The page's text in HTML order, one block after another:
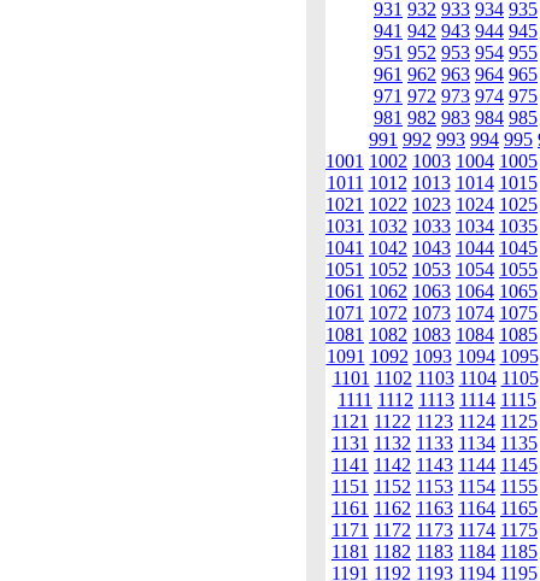
931 932 933 934 935
941 942 943 944 945
951 952 953 954 955
961 962 963 964 965
971 972 973 974 975
981 982 983 984 985
991 992 993 994 995
1001 1002 1003 1004 1005
1011 1012 1013 1014 1015
1021 1022 1023 1024 1025
1031 1032 1033 1034 1035
1041 1042 1043 1044 1045
1051 1052 1053 1054 1055
1061 1062 1063 1064 1065
1071 1072 1073 1074 1075
1081 1082 1083 1084 1085
1091 1092 1093 1094 1095
1101 1102 1103 1104 1105
1111 1112 1113 1114 1115
1121 1122 1123 1124 1125
1131 1132 1133 1134 1135
1141 1142 1143 1144 1145
1151 1152 1153 1154 1155
1161 1162 1163 1164 1165
1171 1172 1173 1174 1175
1181 1182 1183 1184 1185
1191 1192 1193 1194 1195